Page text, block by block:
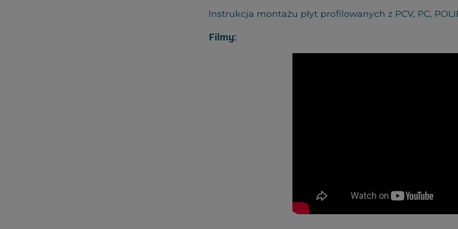
Instrukcja montażu płyt profilowanych z PCV, PC,
Filmy: